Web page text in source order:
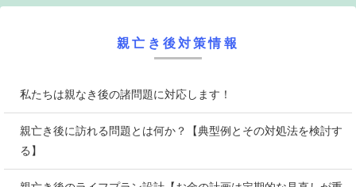
親亡き後対策情報
私たちは親なき後の諸問題に対応します！
親亡き後に訪れる問題とは何か？【典型例とその対処法を検討す
る】